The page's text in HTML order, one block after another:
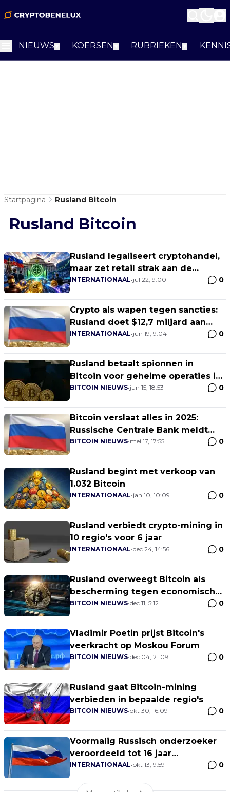
NIEUWS KOERSEN RUBRIEKEN
Startpagina Rusland Bitcoin
Rusland Bitcoin
Rusland legaliseert cryptohandel,
maar zet retail strak aan de
ketting
INTERNATIONAAL•jul 22, 9:00 0
Crypto als wapen tegen sancties:
Rusland doet $12,7 miljard aan
grensoverschrijdende betalingen
INTERNATIONAAL•jun 19, 9:04 0
Rusland betaalt spionnen in
Bitcoin voor geheime operaties in
Europa
BITCOIN NIEUWS•jun 15, 18:53 0
Bitcoin verslaat alles in 2025:
Russische Centrale Bank meldt
40% rendement!
BITCOIN NIEUWS•mei 17, 17:55 0
Rusland begint met verkoop van
1.032 Bitcoin
INTERNATIONAAL•jan 10, 10:09 0
Rusland verbiedt crypto-mining in
10 regio's voor 6 jaar
INTERNATIONAAL•dec 24, 14:56 0
Rusland overweegt Bitcoin als
bescherming tegen economische
sancties
BITCOIN NIEUWS•dec 11, 5:12 0
Vladimir Poetin prijst Bitcoin's
veerkracht op Moskou Forum
BITCOIN NIEUWS•dec 04, 21:09 0
Rusland gaat Bitcoin-mining
verbieden in bepaalde regio's
BITCOIN NIEUWS•okt 30, 16:09 0
Voormalig Russisch onderzoeker
veroordeeld tot 16 jaar
gevangenis na aannemen van
INTERNATIONAAL•okt 13, 9:59 0